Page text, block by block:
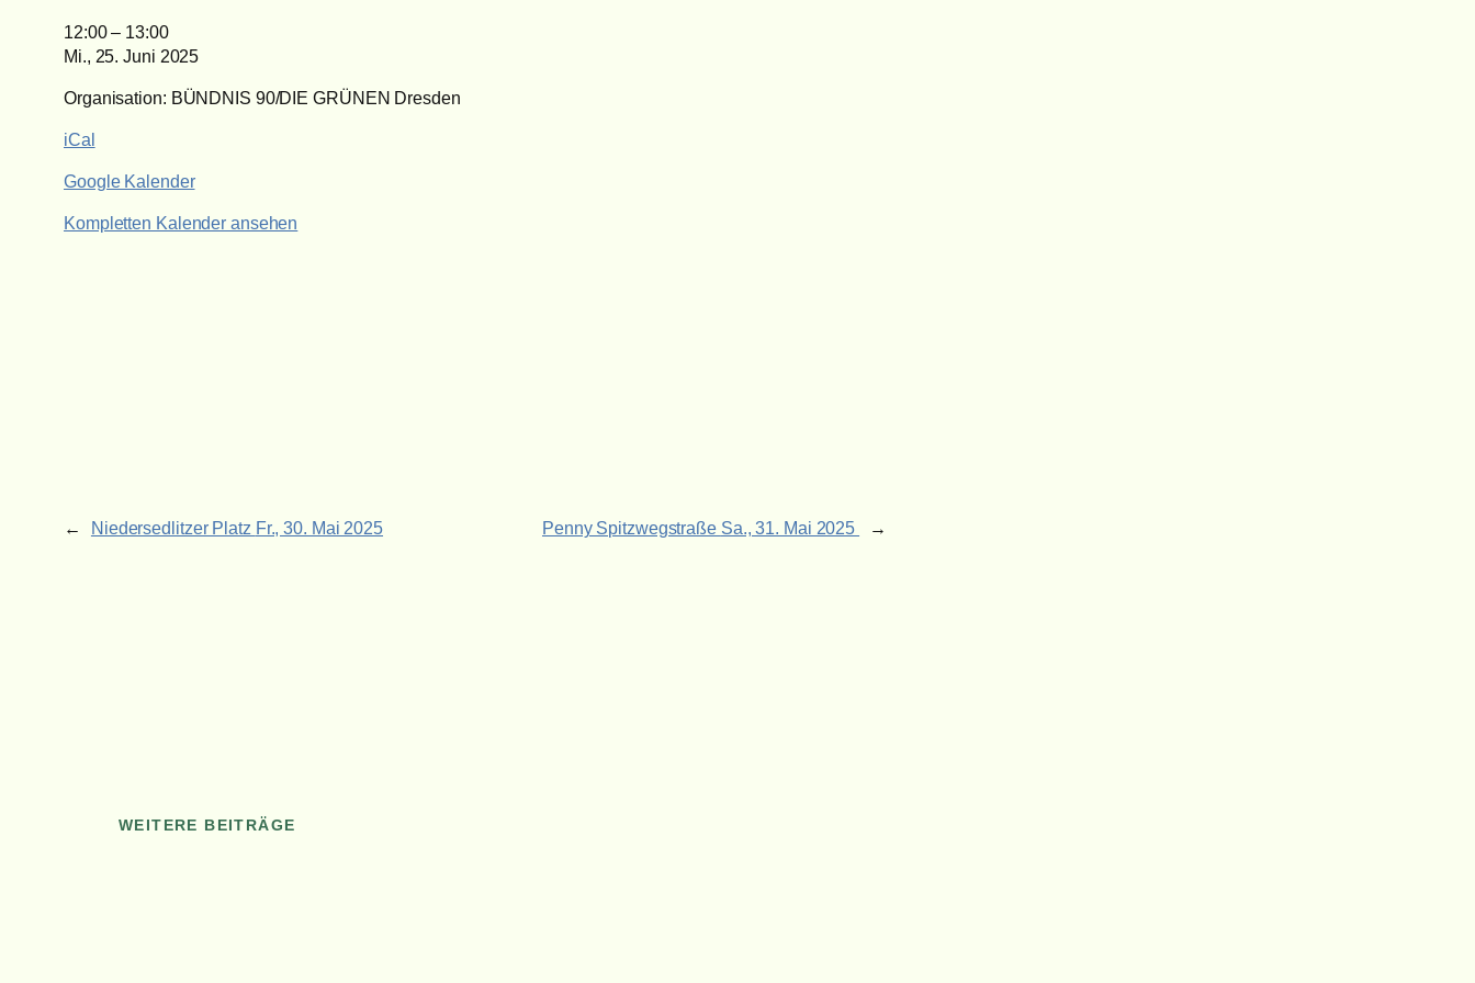
Hörsaalzentrum
TUD
12:00 – 13:00
Mi., 25. Juni 2025
Organisation: BÜNDNIS 90/DIE GRÜNEN Dresden
iCal
Google Kalender
Kompletten Kalender ansehen
← Niedersedlitzer Platz Fr., 30. Mai 2025 Penny Spitzwegstraße Sa., 31. Mai 2025 →
WEITERE BEITRÄGE